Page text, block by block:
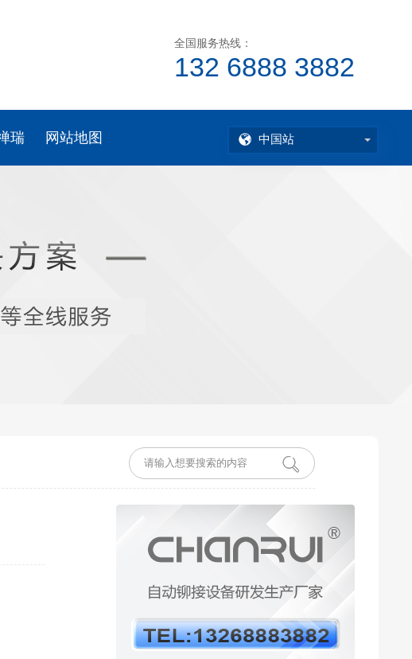
全国服务热线：
132 6888 3882
瑞 网站地图 中国站